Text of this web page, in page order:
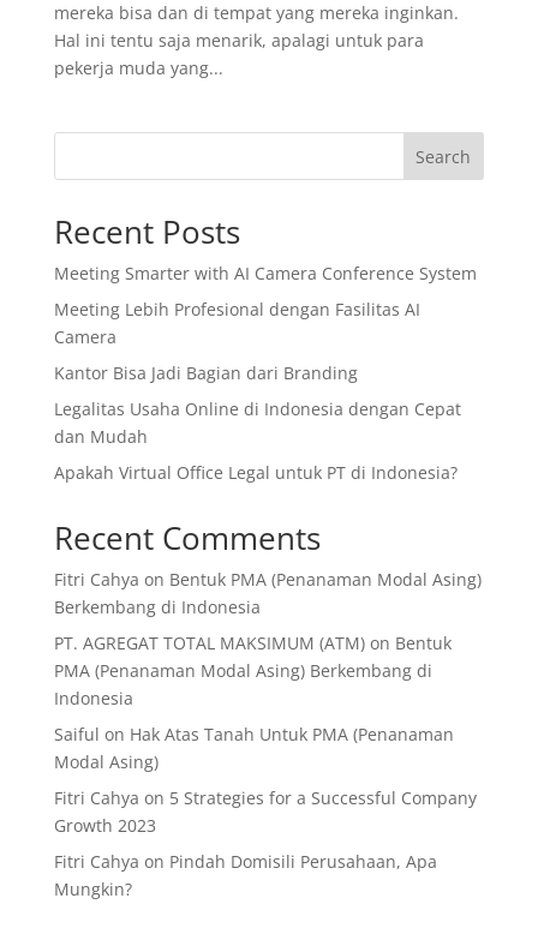
mereka bisa dan di tempat yang mereka inginkan.
Hal ini tentu saja menarik, apalagi untuk para
pekerja muda yang...
Search
Recent Posts
Meeting Smarter with AI Camera Conference System
Meeting Lebih Profesional dengan Fasilitas AI
Camera
Kantor Bisa Jadi Bagian dari Branding
Legalitas Usaha Online di Indonesia dengan Cepat
dan Mudah
Apakah Virtual Office Legal untuk PT di Indonesia?
Recent Comments
Fitri Cahya on Bentuk PMA (Penanaman Modal Asing)
Berkembang di Indonesia
PT. AGREGAT TOTAL MAKSIMUM (ATM)on Bentuk
PMA (Penanaman Modal Asing) Berkembang di
Indonesia
Saiful on Hak Atas Tanah Untuk PMA (Penanaman
Modal Asing)
Fitri Cahya on 5 Strategies for a Successful Company
Growth 2023
Fitri Cahya on Pindah Domisili Perusahaan, Apa
Mungkin?